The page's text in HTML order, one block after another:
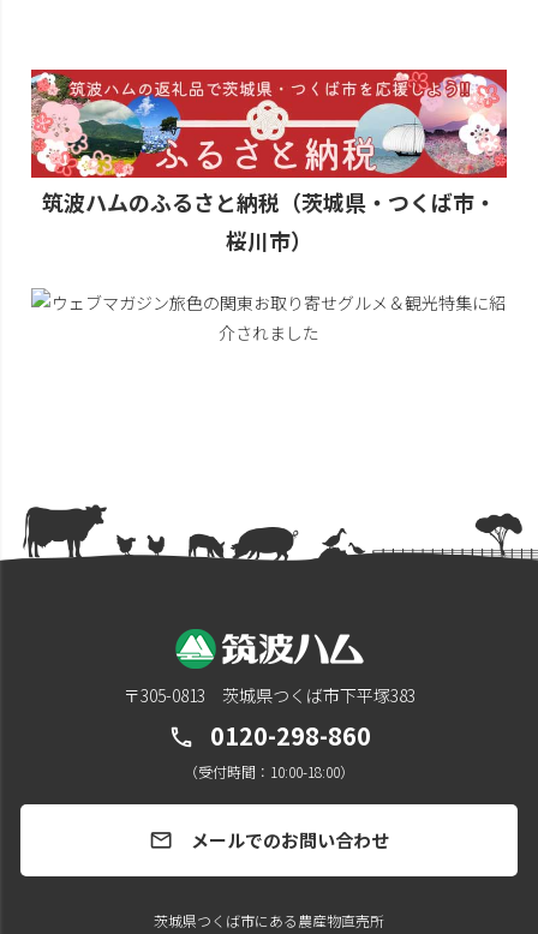
筑波ハムのふるさと納税（茨城県・つくば市・
桜川市）
〒305-0813 茨城県つくば市下平塚383
call 0120-298-860
（受付時間：10:00-18:00）
mail メールでのお問い合わせ
茨城県つくば市にある農産物直売所